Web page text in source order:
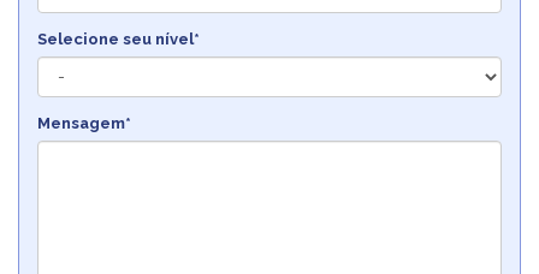
Selecione seu nível*
Mensagem*